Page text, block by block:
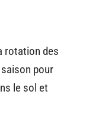
rotation des
pour
le sol et